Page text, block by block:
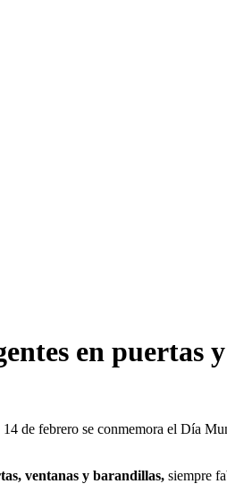
en puertas
de febrero se conmemora el Día
ventanas y barandillas, siempre